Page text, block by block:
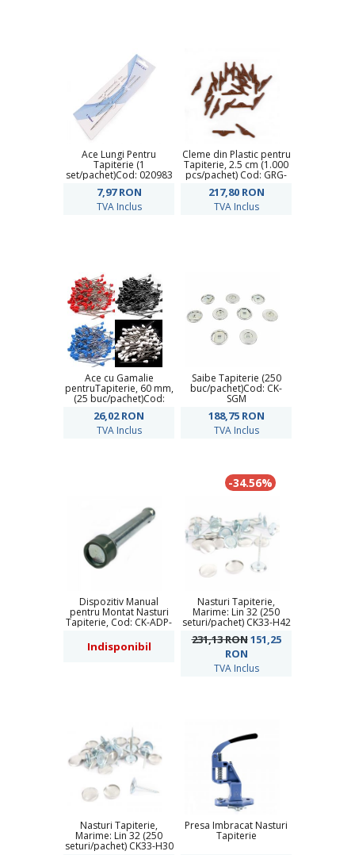
Ace Lungi Pentru
Tapiterie (1
set/pachet)Cod: 020983
7,97RON
TVA Inclus
Cleme din Plastic pentru
Tapiterie, 2.5 cm (1.000
pcs/pachet) Cod: GRG-
217,80 RON
TVA Inclus
Ace cu Gamalie
pentruTapiterie, 60 mm,
(25 buc/pachet)Cod:
26,02RON
TVA Inclus
Saibe Tapiterie (250
buc/pachet)Cod: CK-
SGM
188,75 RON
TVA Inclus
Dispozitiv Manual
pentru Montat Nasturi
Tapiterie, Cod: CK-ADP-
Indisponibil
-34.56%
Nasturi Tapiterie,
Marime: Lin 32 (250
seturi/pachet) CK33-H42
231,13 RON151,25
RON
TVA Inclus
Nasturi Tapiterie,
Marime: Lin 32 (250
seturi/pachet) CK33-H30
Presa Imbracat Nasturi
Tapiterie